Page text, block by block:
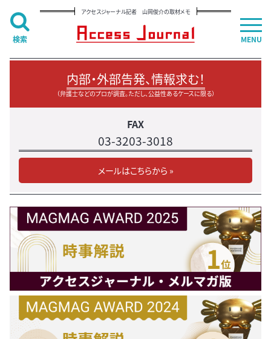
アクセスジャーナル記者 山岡俊介の取材メモ
内部・外部告発、情報求む！
（弁護士などのプロが調査。ただし、公益性あるケースに限る）
FAX
03-3203-3018
メールはこちらから »
MENU
検索